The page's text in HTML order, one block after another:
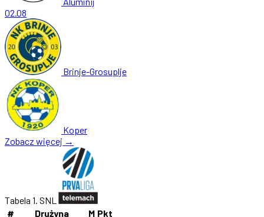
02.08
Brinje-Grosuplje
Koper
Zobacz więcej →
Tabela 1. SNL
#
Drużyna M Pkt